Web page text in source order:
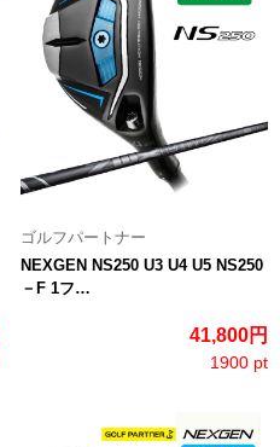
ゴルフパートナー
NEXGEN NS250 U3 U4 U5 NS250
－F 1フ…
41,800円
1900 pt